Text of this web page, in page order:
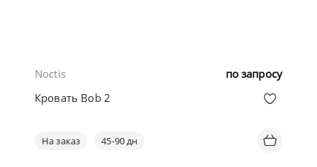
по запросу
Noctis
Кровать Bob 2
На заказ 45-90 дн